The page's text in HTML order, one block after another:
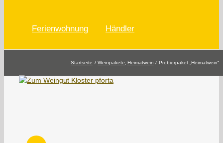
Ferienwohnung Händler
Startseite Weinpakete Heimatwein Probierpaket „Heimatwein“